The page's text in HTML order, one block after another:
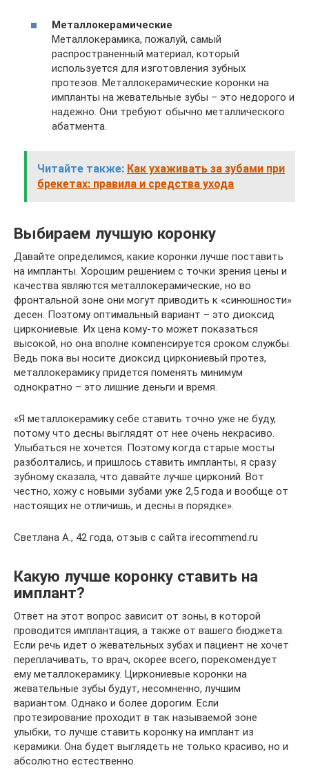
Металлокерамические
Металлокерамика, пожалуй, самый
распространенный материал, который
используется для изготовления зубных
протезов. Металлокерамические коронки на
импланты на жевательные зубы – это недорого и
надежно. Они требуют обычно металлического
абатмента.
Читайте также: Как ухаживать за зубами при
брекетах: правила и средства ухода
Выбираем лучшую коронку
Давайте определимся, какие коронки лучше поставить
на импланты. Хорошим решением с точки зрения цены и
качества являются металлокерамические, но во
фронтальной зоне они могут приводить к «синюшности»
десен. Поэтому оптимальный вариант – это диоксид
циркониевые. Их цена кому-то может показаться
высокой, но она вполне компенсируется сроком службы.
Ведь пока вы носите диоксид циркониевый протез,
металлокерамику придется поменять минимум
однократно – это лишние деньги и время.
«Я металлокерамику себе ставить точно уже не буду,
потому что десны выглядят от нее очень некрасиво.
Улыбаться не хочется. Поэтому когда старые мосты
разболтались, и пришлось ставить импланты, я сразу
зубному сказала, что давайте лучше цирконий. Вот
честно, хожу с новыми зубами уже 2,5 года и вообще от
настоящих не отличишь, и десны в порядке».
Светлана А., 42 года, отзыв с сайта irecommend.ru
Какую лучше коронку ставить на
имплант?
Ответ на этот вопрос зависит от зоны, в которой
проводится имплантация, а также от вашего бюджета.
Если речь идет о жевательных зубах и пациент не хочет
переплачивать, то врач, скорее всего, порекомендует
ему металлокерамику. Циркониевые коронки на
жевательные зубы будут, несомненно, лучшим
вариантом. Однако и более дорогим. Если
протезирование проходит в так называемой зоне
улыбки, то лучше ставить коронку на имплант из
керамики. Она будет выглядеть не только красиво, но и
абсолютно естественно.